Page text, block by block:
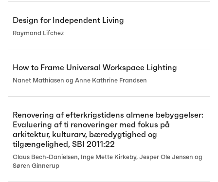
Design for Independent Living
Raymond Lifchez
How to Frame Universal Workspace Lighting
Nanet Mathiasen og Anne Kathrine Frandsen
Renovering af efterkrigstidens almene bebyggelser:
Evaluering af ti renoveringer med fokus på
arkitektur, kulturarv, bæredygtighed og
tilgængelighed, SBI 2011:22
Claus Bech-Danielsen, Inge Mette Kirkeby, Jesper Ole Jensen og
Søren Ginnerup